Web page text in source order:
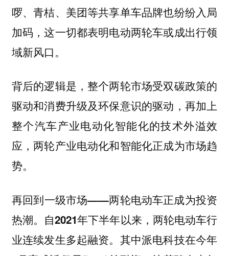
啰、青桔、美团等共享单车品牌也纷纷入局
加码，这一切都表明电动两轮车或成出行领
域新风口。
背后的逻辑是，整个两轮市场受双碳政策的
驱动和消费升级及环保意识的驱动，再加上
整个汽车产业电动化智能化的技术外溢效
应，两轮产业电动化和智能化正成为市场趋
势。
再回到一级市场——两轮电动车正成为投资
热潮。自2021年下半年以来，两轮电动车行
业连续发生多起融资。 其中派电科技在今年